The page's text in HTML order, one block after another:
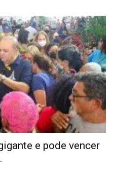
e pode vencer